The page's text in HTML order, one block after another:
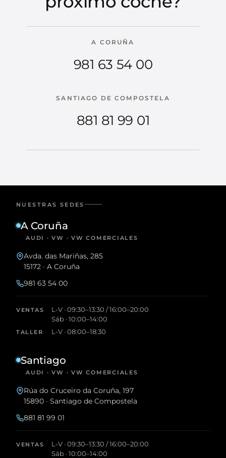
A CORUÑA
981 63 54 00
SANTIAGO DE COMPOSTELA
881 81 99 01
NUESTRAS SEDES
A Coruña
AUDI · VW · VW COMERCIALES
Avda. das Mariñas, 285
15172 · A Coruña
981 63 54 00
VENTAS
L-V · 09:30–13:30 / 16:00–20:00
Sáb · 10:00–14:00
TALLER L-V · 08:00–18:30
Santiago
AUDI · VW · VW COMERCIALES
Rúa do Cruceiro da Coruña, 197
15890 · Santiago de Compostela
881 81 99 01
VENTAS
L-V · 09:30–13:30 / 16:00–20:00
Sáb · 10:00–14:00